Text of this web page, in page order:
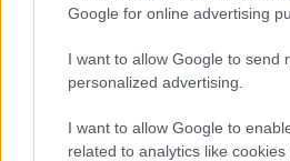
Google for online advertising
I want to allow Google to send
personalized advertising.
I want to allow Google to
related to analytics like
Πώς μπορείτε να βγείτε